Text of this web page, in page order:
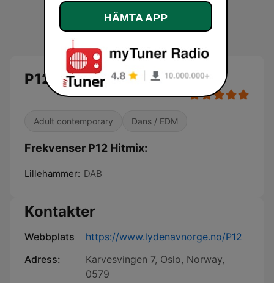
P12 Hitmix
Adult contemporary Dans / EDM
Frekvenser P12 Hitmix:
Lillehammer: DAB
Kontakter
Webbplats
https://www.lydenavnorge.no/P12
Adress:
Karvesvingen 7, Oslo, Norway,
0579
HÄMTA APP